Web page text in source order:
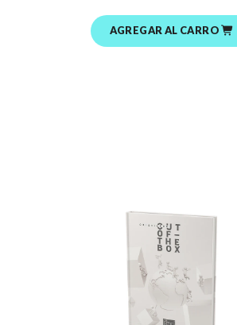
AGREGAR AL CARRO